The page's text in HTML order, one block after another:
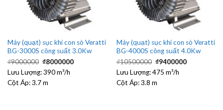
Máy (quạt) sục khí con sò Veratti
BG-3000S công suất 3.0Kw
₫9000000 Giá
gốc
là:
₫8000000Giá
hiện
Lưu Lượng:390 m³/h
Cột Áp:3.7 m
Máy (quạt) sục khí con sò Veratti
BG-4000S công suất 4.0Kw
₫10500000 Giá
gốc
là:
₫9400000Giá
hiện
Lưu Lượng:475 m³/h
Cột Áp:3.8 m